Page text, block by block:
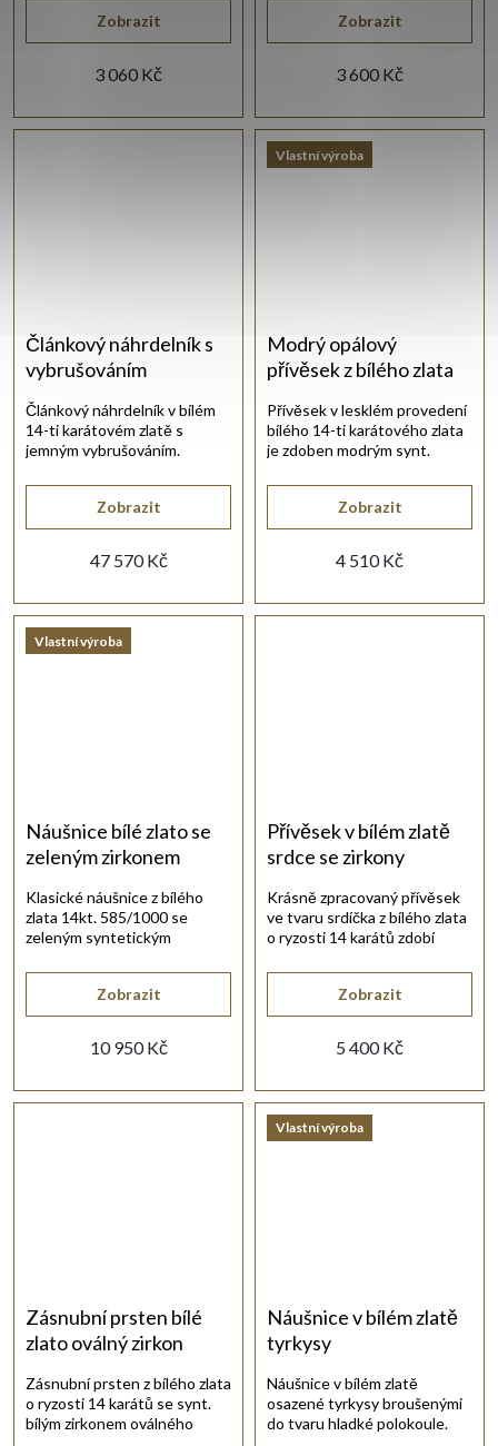
3 060 Kč
Zobrazit
3 600 Kč
Zobrazit
Článkový náhrdelník s
vybrušováním
47 570 Kč
Zobrazit
Článkový náhrdelník v bílém
14-ti karátovém zlatě s
jemným vybrušováním.
Vlastní výroba
Modrý opálový
přívěsek z bílého zlata
4 510 Kč
Zobrazit
Přívěsek v lesklém provedení
bílého 14-ti karátového zlata
je zdoben modrým synt.
Vlastní výroba
Náušnice bílé zlato se
zeleným zirkonem
10 950 Kč
Zobrazit
Klasické náušnice z bílého
zlata 14kt. 585/1000 se
zeleným syntetickým
Přívěsek v bílém zlatě
srdce se zirkony
5 400 Kč
Zobrazit
Krásně zpracovaný přívěsek
ve tvaru srdíčka z bílého zlata
o ryzosti 14 karátů zdobí
Zásnubní prsten bílé
zlato oválný zirkon
Zásnubní prsten z bílého zlata
o ryzosti 14 karátů se synt.
bílým zirkonem oválného
Vlastní výroba
Náušnice v bílém zlatě
tyrkysy
Náušnice v bílém zlatě
osazené tyrkysy broušenými
do tvaru hladké polokoule.